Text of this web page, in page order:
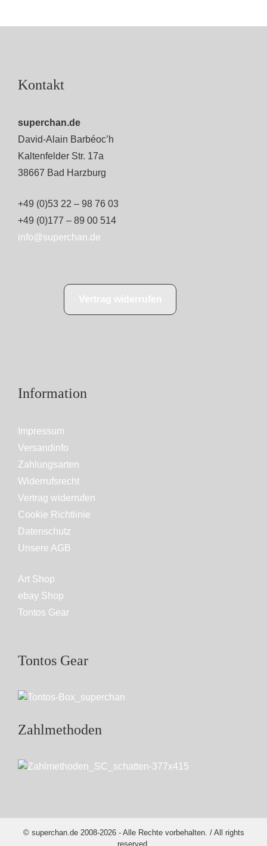
Kontakt
superchan.de
David-Alain Barbéoc’h
Kaltenfelder Str. 17a
38667 Bad Harzburg
+49 (0)53 22 – 98 76 03
+49 (0)177 – 89 00 514
info@superchan.de
Information
Impressum
Versandinfo
Zahlungsarten
Widerrufsrecht
Vertrag widerrufen
Cookie Richtlinie
Datenschutz
Unsere AGB
Art Shop
ebay Shop
Tontos Gear
Tontos Gear
Zahlmethoden
© superchan.de 2008-2026 - Alle Rechte vorbehalten. / All rights
reserved.